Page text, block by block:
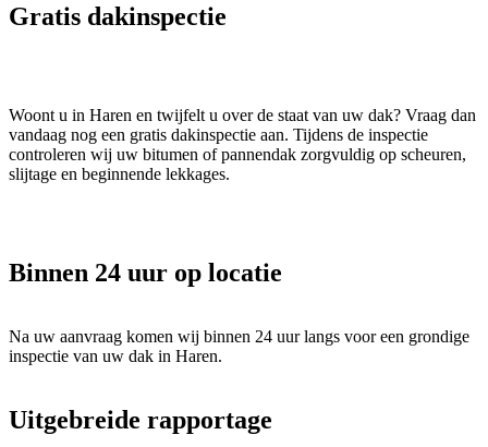
Gratis dakinspectie
Woont u in Haren en twijfelt u over de staat van uw dak? Vraag dan
vandaag nog een gratis dakinspectie aan. Tijdens de inspectie
controleren wij uw bitumen of pannendak zorgvuldig op scheuren,
slijtage en beginnende lekkages.
Binnen 24 uur op locatie
Na uw aanvraag komen wij binnen 24 uur langs voor een grondige
inspectie van uw dak in Haren.
Uitgebreide rapportage